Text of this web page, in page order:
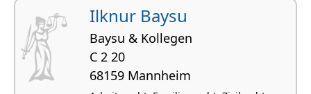
Ilknur Baysu
Baysu & Kollegen
C 2 20
68159 Mannheim